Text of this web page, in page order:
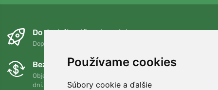
Používame cookies
Súbory cookie a ďalšie
Do druhého dňa a bezplatne
Doprava zadarmo pri objednávkach nad 75 EUR
Bezplatná výmena a vrátenie tovaru
Objednávku môžete kedykoľvek vrátiť alebo vymeniť do 90
dní.